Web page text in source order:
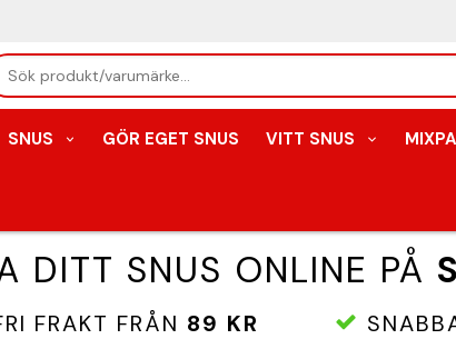
SNUS GÖR EGET SNUS VITT SNUS
DITT SNUS ONLINE PÅ
FRAKT FRÅN 89 KR